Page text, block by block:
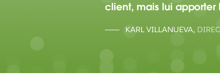
client, mais lui apporter
KARL VILLANUEVA,